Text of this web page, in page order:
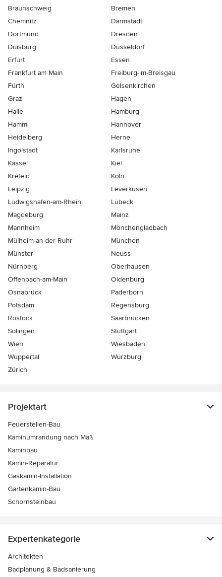
Braunschweig
Bremen
Chemnitz
Darmstadt
Dortmund
Dresden
Duisburg
Düsseldorf
Erfurt
Essen
Frankfurt am Main
Freiburg-im-Breisgau
Fürth
Gelsenkirchen
Graz
Hagen
Halle
Hamburg
Hamm
Hannover
Heidelberg
Herne
Ingolstadt
Karlsruhe
Kassel
Kiel
Krefeld
Köln
Leipzig
Leverkusen
Ludwigshafen-am-Rhein
Lübeck
Magdeburg
Mainz
Mannheim
Mönchen­gladbach
Mülheim-an-der-Ruhr
München
Münster
Neuss
Nürnberg
Oberhausen
Offenbach-am-Main
Oldenburg
Osnabrück
Paderborn
Potsdam
Regensburg
Rostock
Saarbrücken
Solingen
Stuttgart
Wien
Wiesbaden
Wuppertal
Würzburg
Zürich
Projektart
Feuerstellen-Bau
Kaminumrandung nach Maß
Kaminbau
Kamin-Reparatur
Gaskamin-Installation
Gartenkamin-Bau
Schornsteinbau
Expertenkategorie
Architekten
Badplanung & Badsanierung